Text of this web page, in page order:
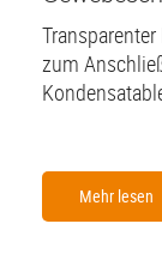
zum
Mehr lesen